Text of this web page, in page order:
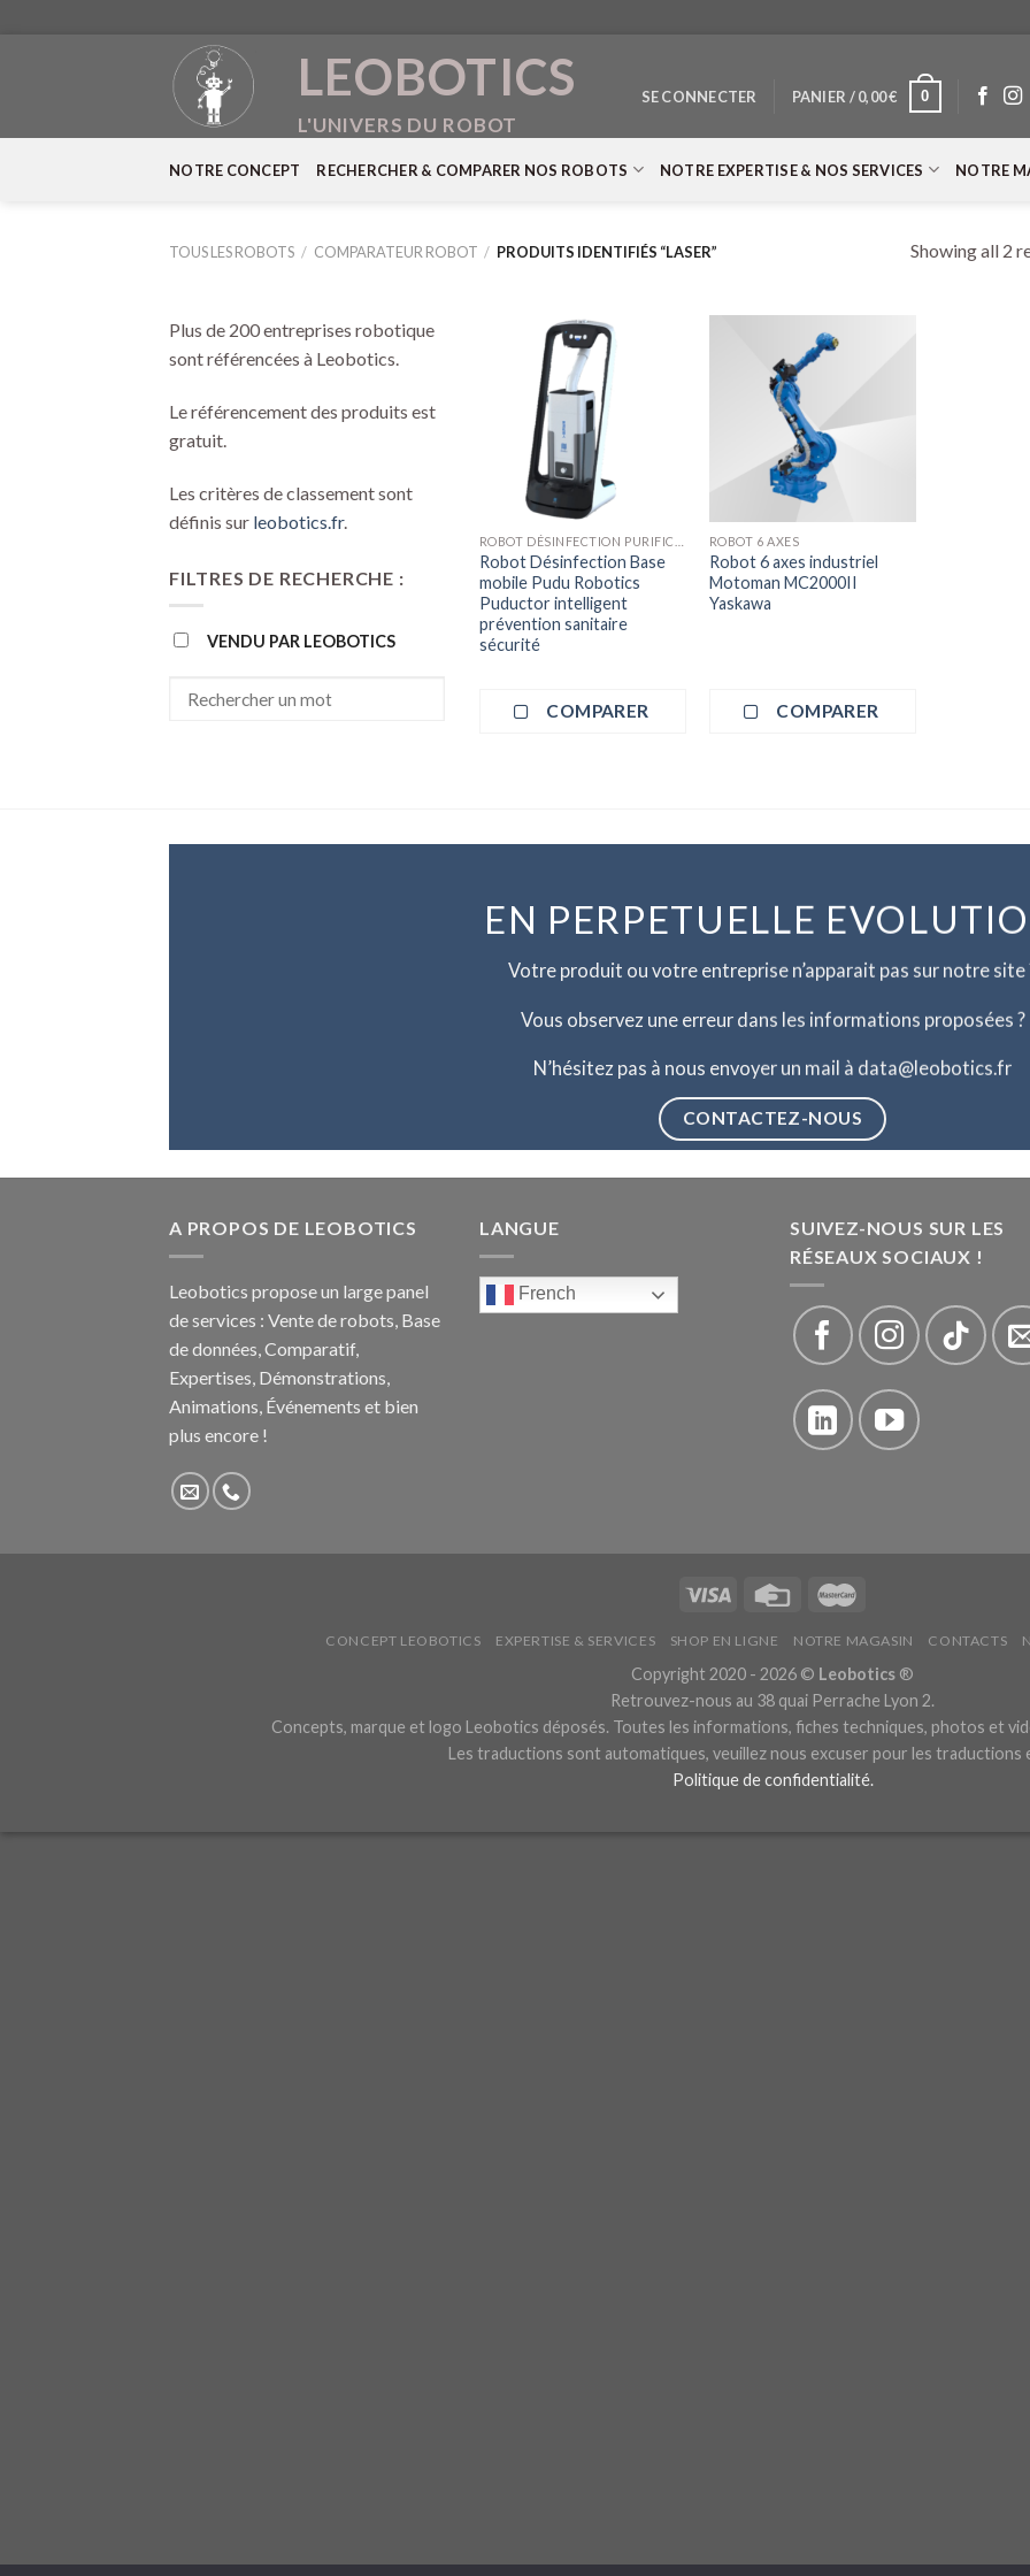
LEOBOTICS
L'UNIVERS DU ROBOT
SE CONNECTER PANIER /0,00€ 0
NOTRE CONCEPT RECHERCHER & COMPARER NOS ROBOTS NOTRE EXPERTISE & NOS SERVICES NOTRE
TOUS LES ROBOTS / COMPARATEUR ROBOT / PRODUITS IDENTIFIÉS “LASER” Showing all 2
Plus de 200 entreprises robotique
sont référencées à Leobotics.
Le référencement des produits est
gratuit.
Les critères de classement sont
définis sur leobotics.fr.
FILTRES DE RECHERCHE :
VENDU PAR LEOBOTICS
Robot Désinfection Base
mobile Pudu Robotics
Puductor intelligent
prévention sanitaire
sécurité
COMPARER
ROBOT 6 AXES
Robot 6 axes industriel
Motoman MC2000II
Yaskawa
COMPARER
EN PERPETUELLE
Votre produit ou votre entreprise n’apparait pas sur notre site
Vous observez une erreur dans les informations proposées ?
N’hésitez pas à nous envoyer un mail à data@leobotics.fr
CONTACTEZ-NOUS
A PROPOS DE LEOBOTICS
Leobotics propose un large panel
de services : Vente de robots, Base
de données, Comparatif,
Expertises, Démonstrations,
Animations, Événements et bien
plus encore !
LANGUE
French
SUIVEZ-NOUS SUR LES
RÉSEAUX SOCIAUX !
CONCEPT LEOBOTICS EXPERTISE & SERVICES SHOP EN LIGNE NOTRE MAGASIN CONTACTS
Copyright 2020 - 2026 © Leobotics ®
Retrouvez-nous au 38 quai Perrache Lyon 2.
Concepts, marque et logo Leobotics déposés. Toutes les informations, fiches techniques, photos et
Les traductions sont automatiques, veuillez nous excuser pour les traductions
Politique de confidentialité.